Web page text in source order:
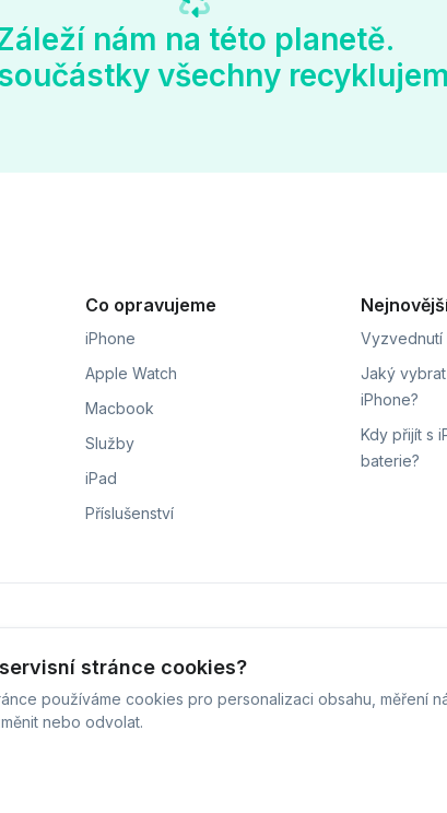
nám na této planetě.
všechny
stránce cookies?
používáme cookies pro personalizaci obsahu, měření
nebo odvolat.
Co opravujeme
iPhone
Apple Watch
Macbook
Služby
iPad
Příslušenství
Vyzvednutí
Jaký
iPhone?
Kdy přijít s
baterie?
© Servis iPhoneLab - 2026 -